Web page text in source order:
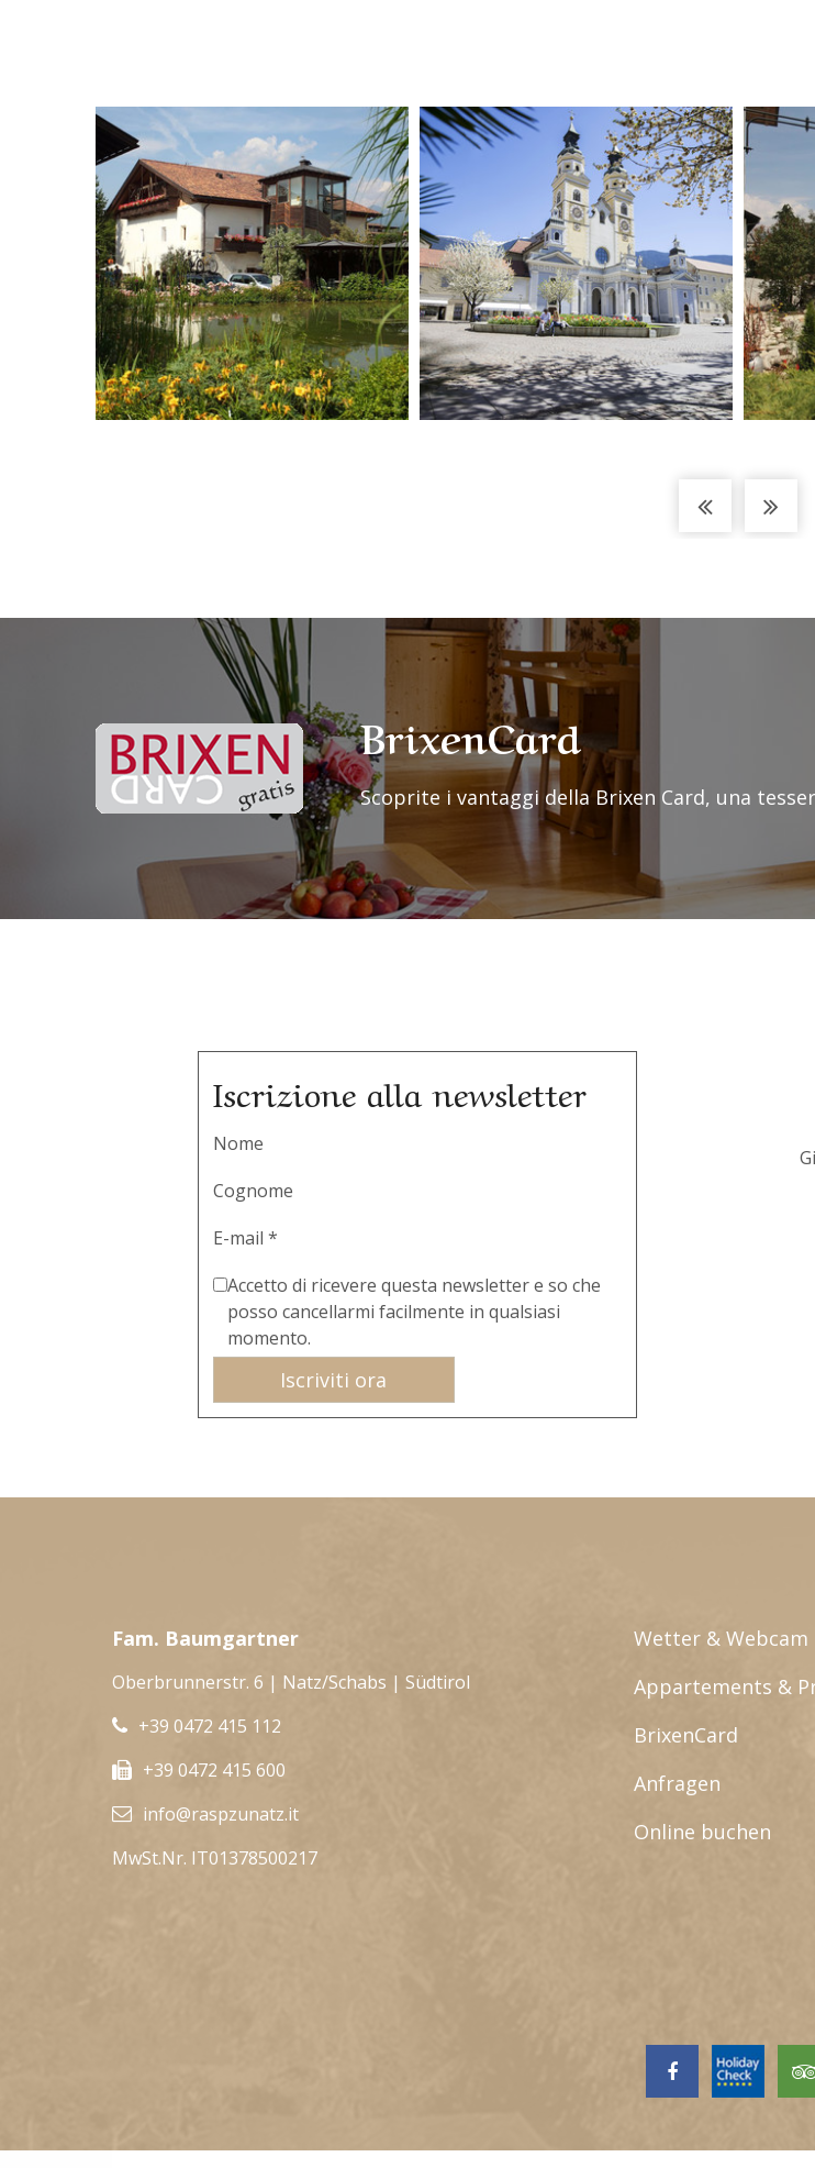
BrixenCard
Scoprite i vantaggi della Brixen Card, una
Iscrizione alla newsletter
Nome
Cognome
E-mail *
Accetto di ricevere questa newsletter e so che
posso cancellarmi facilmente in qualsiasi
momento.
Iscriviti ora
Fam. Baumgartner
Oberbrunnerstr. 6 | Natz/Schabs | Südtirol
+39 0472 415 112
+39 0472 415 600
info@raspzunatz.it
MwSt.Nr. IT01378500217
Wetter & Webcam
Appartements &
BrixenCard
Anfragen
Online buchen